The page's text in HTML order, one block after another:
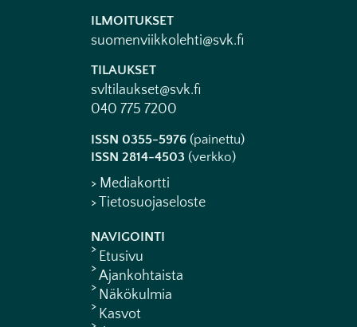
ILMOITUKSET
suomenviikkolehti@svk.fi
TILAUKSET
svltilaukset@svk.fi
040 775 7200
ISSN 0355-5976 (painettu)
ISSN 2814-4503 (verkko)
> Mediakortti
> Tietosuojaseloste
NAVIGOINTI
Etusivu
Ajankohtaista
Näkökulmia
Kasvot